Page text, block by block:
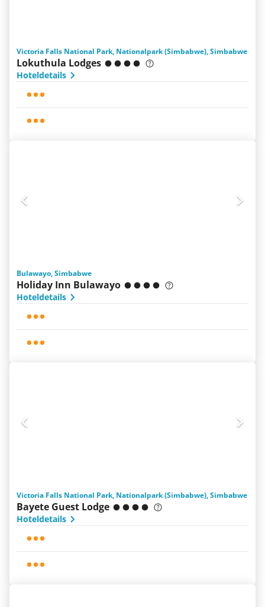
Victoria Falls National Park, Nationalpark (Simbabwe), Simbabwe
Lokuthula Lodges
Hoteldetails
Bulawayo, Simbabwe
Holiday Inn Bulawayo
Hoteldetails
Victoria Falls National Park, Nationalpark (Simbabwe), Simbabwe
Bayete Guest Lodge
Hoteldetails